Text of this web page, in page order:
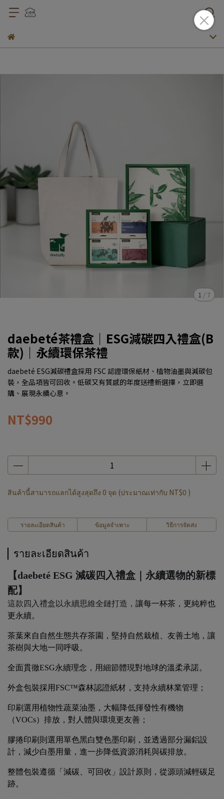
1 / 7
daebeté茶禮盒｜ESG減碳四入禮盒(B
款)｜永續環保茶禮
daebeté ESG減碳禮盒採用 FSC 認證環保紙材、植物油墨與減碳包
裝，全品項皆可回收。低碳又有質感的年度送禮新選擇，立即選
購、展現永續心意。
NT$990
สินค้านี้สามารถแลกได้สูงสุดถึง 0 จุด (ประมาณเท่ากับ NT$0 )
รายละเอียดสินค้า ข้อมูลจำเพาะ วิธีการจัดส่ง
รายละเอียดสินค้า
【daebeté ESG 減碳四入禮盒｜永續選物的新標
配】
這款四入禮盒以永續思維全鏈打造， 讓每一杯茶，更純粹也
更永續。
茶葉來自自然生態共存茶園，堅持自然栽植、友善土地，讓
茶樹與大地一同呼吸。
全面貫徹ESG永續理念，用細節體現對地球的溫柔承諾。
外盒包裝採用FSC™森林認證紙材，支持永續林業管理；
印刷選用植物性蔬菜油墨，大幅降低揮發性有機物
（VOCs）排放，對人體與環境更友善；
膠捲印刷則選用單色黑白雙色墨印刷，並透過部分漏鋁設
計，減少白墨用量，進一步降低資源消耗與碳排放。
整體包裝遵循「減碳、可回收」設計原則，從源頭減輕碳足
跡。